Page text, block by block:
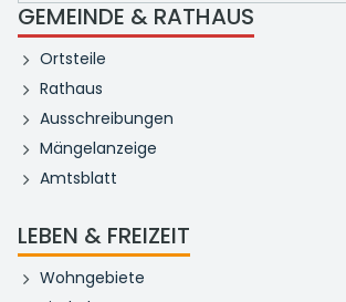
GEMEINDE & RATHAUS
Ortsteile
Rathaus
Ausschreibungen
Mängelanzeige
Amtsblatt
LEBEN & FREIZEIT
Wohngebiete